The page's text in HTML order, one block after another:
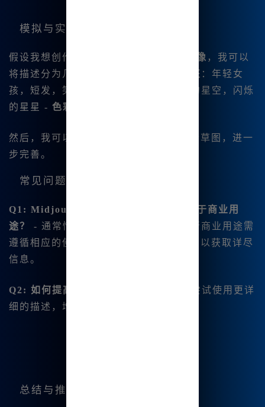
模拟与实际示例
假设我想创作一幅 Midjourney漫画风肖像 ，我可以
将描述分为几个部分，例如： -
人物特征 ：年轻女
孩，短发，笑容灿烂 -
：梦幻的星空，闪烁
的星星 - 色彩
然后，我可以输入这样的描述来生成首个草图，进一
步完善。
常见问题解答
Q1: Midjourney生成的图像是否可以用于商业用
途？
- 通常情况下，使用生成的图像进行商业用途需
遵循相应的使用条款，建议浏览官方指南以获取详尽
信息。
Q2: 如何提高生成的图像质量？
- 可以尝试使用更详
细的描述，增加细节和特征。
总结与推荐